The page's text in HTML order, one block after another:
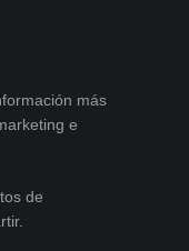
más
e
de